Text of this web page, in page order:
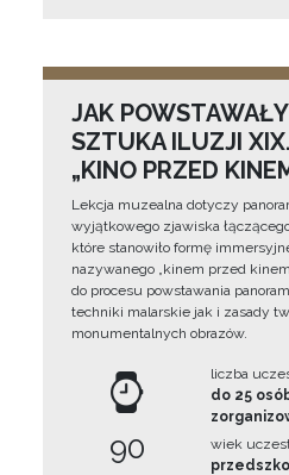
JAK
SZTUKA ILUZJI
„KINO PRZED
Lekcja muzealna dotyczy
wyjątkowego zjawiska
które stanowiło formę
nazywanego „kinem przed
do procesu powstawania
techniki malarskie jak i zasady
monumentalnych obrazów.
90
liczba
do 25
wiek